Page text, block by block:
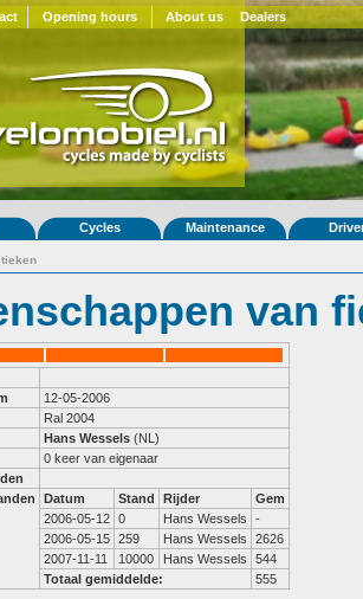
Opening hours About us Dealers
Cycles Maintenance
van
12-05-2006
Ral 2004
Hans Wessels (NL)
0 keer van eigenaar
Datum Stand Rijder
Gem
2006-05-12 0 Hans Wessels
-
2006-05-15 259 Hans Wessels
2626
2007-11-11
10000 Hans Wessels
544
Totaal gemiddelde:
555